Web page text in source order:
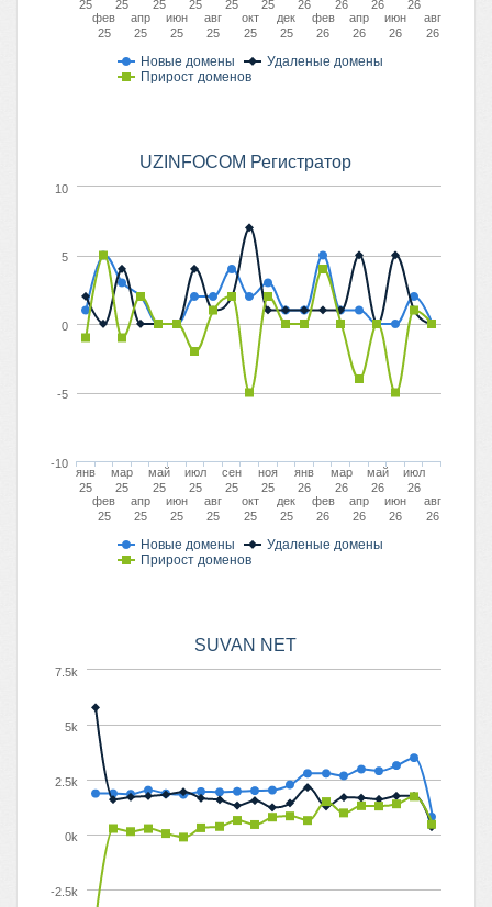
Новые домены
Удаленые домены
Прирост доменов
25
фев
25
25
апр
25
25
июн
25
25
авг
25
25
окт
25
25
дек
25
26
фев
26
26
апр
26
26
июн
26
26
авг
26
UZINFOCOM Регистратор
Новые домены
Удаленые домены
Прирост доменов
янв
25
фев
25
мар
25
апр
25
май
25
июн
25
июл
25
авг
25
сен
25
окт
25
ноя
25
дек
25
янв
26
фев
26
мар
26
апр
26
май
26
июн
26
июл
26
авг
26
-5
0
5
10
-10
SUVAN NET
0k
-2.5k
2.5k
5k
7.5k